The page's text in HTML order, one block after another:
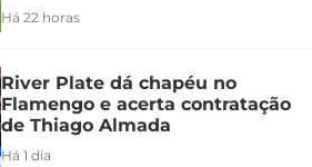
Há 22 horas
River Plate dá chapéu no
Flamengo e acerta contratação
de Thiago Almada
Há 1 dia